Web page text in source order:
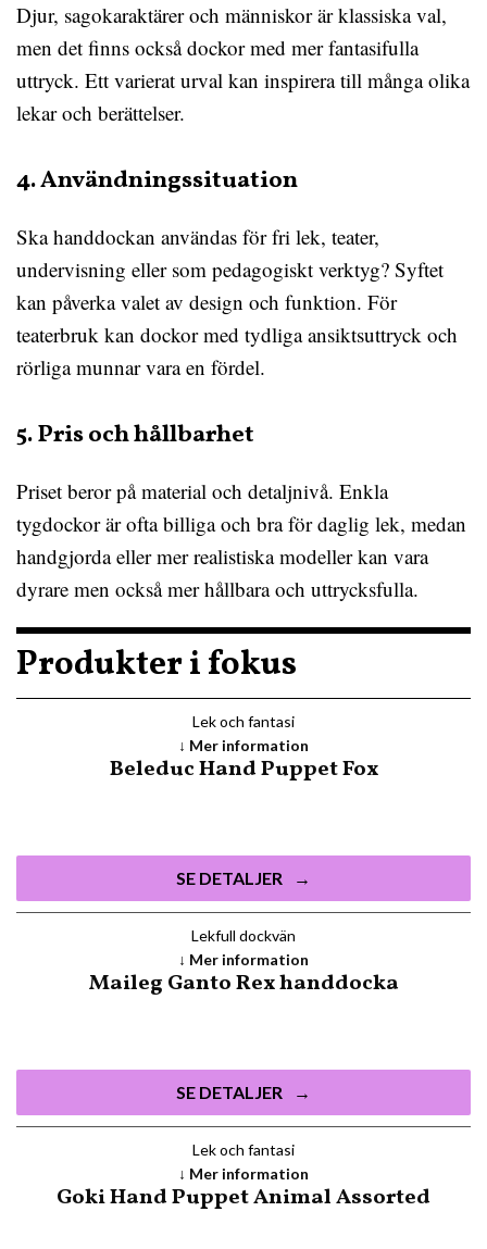
Djur, sagokaraktärer och människor är klassiska val,
men det finns också dockor med mer fantasifulla
uttryck. Ett varierat urval kan inspirera till många olika
lekar och berättelser.
4. Användningssituation
Ska handdockan användas för fri lek, teater,
undervisning eller som pedagogiskt verktyg? Syftet
kan påverka valet av design och funktion. För
teaterbruk kan dockor med tydliga ansiktsuttryck och
rörliga munnar vara en fördel.
5. Pris och hållbarhet
Priset beror på material och detaljnivå. Enkla
tygdockor är ofta billiga och bra för daglig lek, medan
handgjorda eller mer realistiska modeller kan vara
dyrare men också mer hållbara och uttrycksfulla.
Produkter i fokus
Lek och fantasi
Beleduc Hand Puppet Fox
SE DETALJER
Mer information
Lekfull dockvän
Maileg Ganto Rex handdocka
SE DETALJER
Mer information
Lek och fantasi
Goki Hand Puppet Animal Assorted
Mer information